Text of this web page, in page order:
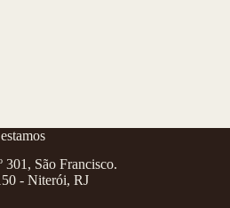
301, São Francisco.
- Niterói, RJ